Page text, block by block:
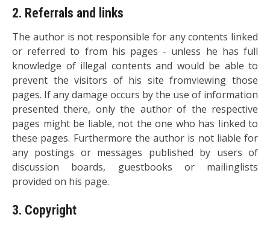
2. Referrals and links
The author is not responsible for any contents linked
or referred to from his pages - unless he has full
knowledge of illegal contents and would be able to
prevent the visitors of his site fromviewing those
pages. If any damage occurs by the use of information
presented there, only the author of the respective
pages might be liable, not the one who has linked to
these pages. Furthermore the author is not liable for
any postings or messages published by users of
discussion boards, guestbooks or mailinglists
provided on his page.
3. Copyright